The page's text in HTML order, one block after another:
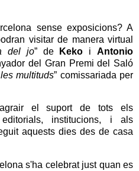
sense exposicions? A
visitar de manera virtual
del jo” de Keko iAntonio
del Gran Premi del Saló
multituds” comissariada per
el suport de tots els
editorials, institucions, i als
aquests dies des de casa
s'ha celebrat just quan es